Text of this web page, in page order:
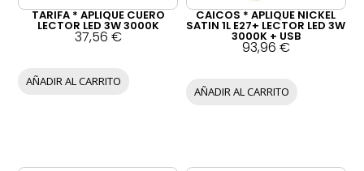
TARIFA * APLIQUE CUERO
LECTOR LED 3W 3000K
37,56 €
AÑADIR AL CARRITO
CAICOS * APLIQUE NICKEL
SATIN 1L E27+ LECTOR LED 3W
3000K + USB
93,96 €
AÑADIR AL CARRITO